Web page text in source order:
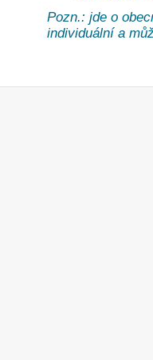
Pozn.: jde o
individuální a